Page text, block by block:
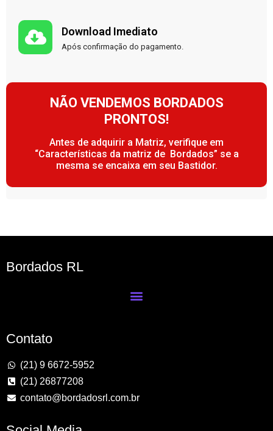
Download Imediato
Após confirmação do pagamento.
NÃO VENDEMOS BORDADOS
PRONTOS!
Antes de adquirir a Matriz, verifique em
“Características da matriz de Bordados” se a
mesma se encaixa em seu Bastidor.
Bordados RL
Contato
(21) 9 6672-5952
(21) 26877208
contato@bordadosrl.com.br